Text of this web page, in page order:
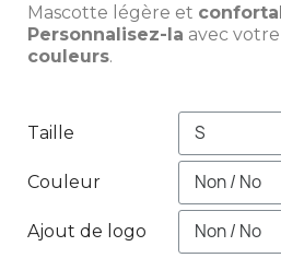
Mascotte légère et
Personnalisez-la avec votre
couleurs.
Taille
Couleur
Ajout de logo